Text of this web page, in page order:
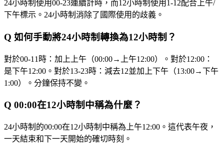
24小時制使用00-23連續計時，而12小時制使用1-12配合上午/
下午標示。24小時制消除了國際使用的歧義。
Q 如何手動將24小時制轉換為12小時制？
對於00-11時：加上上午（00:00→上午12:00）。對於12:00：
是下午12:00。對於13-23時：減去12並加上下午（13:00→下午
1:00）。分鐘保持不變。
Q 00:00在12小時制中稱為什麼？
24小時制的00:00在12小時制中稱為上午12:00。這代表午夜，
一天結束和下一天開始的確切時刻。